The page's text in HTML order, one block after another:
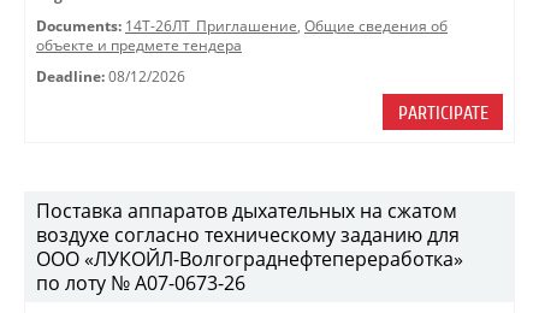
Documents: 14Т-26ЛТ_Приглашение, Общие сведения об
объекте и предмете тендера
Deadline: 08/12/2026
PARTICIPATE
Поставка аппаратов дыхательных на сжатом
воздухе согласно техническому заданию для
ООО «ЛУКОЙЛ-Волгограднефтепереработка»
по лоту № A07-0673-26